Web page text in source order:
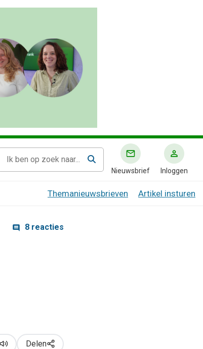
Nieuwsbrief Inloggen
Themanieuwsbrieven Artikel insturen
8 reacties
Delen